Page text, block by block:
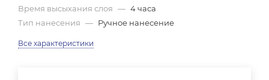
Время высыхания слоя — 4 часа
Тип нанесения — Ручное нанесение
Все характеристики